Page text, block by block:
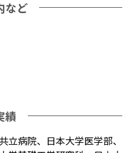
など
績
病院、日本大学医学部、